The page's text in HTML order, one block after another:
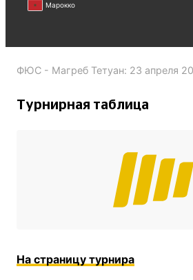
Марокко
ФЮС - Магреб Тетуан: 23 апреля
Турнирная таблица
На страницу турнира